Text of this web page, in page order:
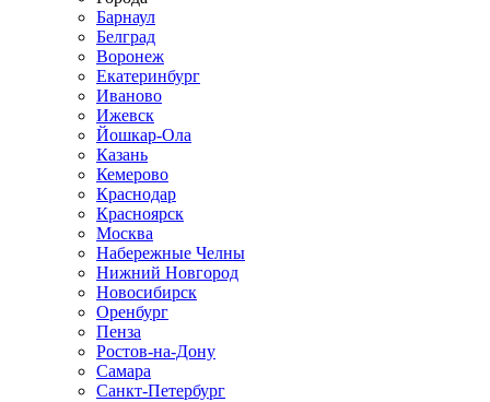
Барнаул
Белград
Воронеж
Екатеринбург
Иваново
Ижевск
Йошкар-Ола
Казань
Кемерово
Краснодар
Красноярск
Москва
Набережные Челны
Нижний Новгород
Новосибирск
Оренбург
Пенза
Ростов-на-Дону
Самара
Санкт-Петербург